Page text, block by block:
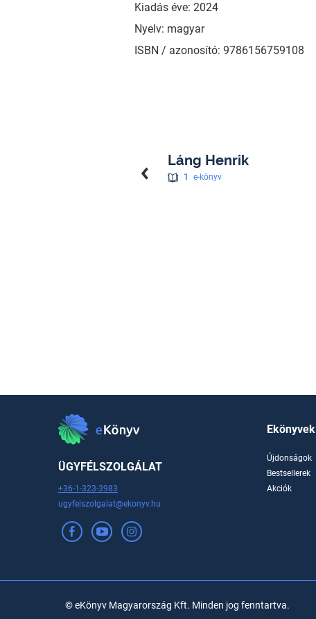
Kiadás éve: 2024
Nyelv: magyar
ISBN / azonosító: 9786156759108
Láng Henrik
1 e-könyv
ÜGYFÉLSZOLGÁLAT
+36-1-323-3983
ugyfelszolgalat@ekonyv.hu
Ekönyvek
Újdonságok
Bestsellerek
Akciók
© eKönyv Magyarország Kft. Minden jog fenntartva.